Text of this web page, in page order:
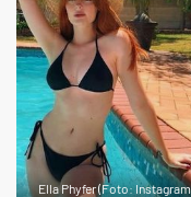
Ella Phyfer (Foto: